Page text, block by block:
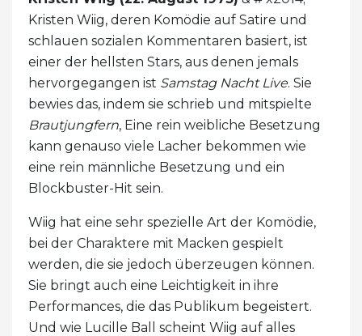
Kristen Wiig, deren Komödie auf Satire und
schlauen sozialen Kommentaren basiert, ist
einer der hellsten Stars, aus denen jemals
hervorgegangen ist Samstag Nacht Live. Sie
bewies das, indem sie schrieb und mitspielte
Brautjungfern, Eine rein weibliche Besetzung
kann genauso viele Lacher bekommen wie
eine rein männliche Besetzung und ein
Blockbuster-Hit sein.
Wiig hat eine sehr spezielle Art der Komödie,
bei der Charaktere mit Macken gespielt
werden, die sie jedoch überzeugen können.
Sie bringt auch eine Leichtigkeit in ihre
Performances, die das Publikum begeistert.
Und wie Lucille Ball scheint Wiig auf alles